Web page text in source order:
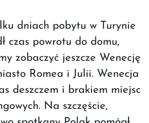
dniach pobytu w Turynie
czas powrotu do domu,
zobaczyć jeszcze Wenecję
Romea i Julii. Wenecja
deszczem i brakiem miejsc
Na szczęście,